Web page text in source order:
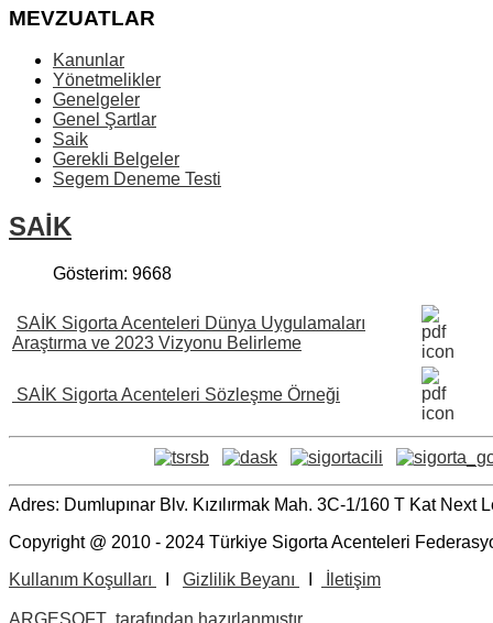
MEVZUATLAR
Kanunlar
Yönetmelikler
Genelgeler
Genel Şartlar
Saik
Gerekli Belgeler
Segem Deneme Testi
SAİK
Gösterim: 9668
SAİK Sigorta Acenteleri Dünya Uygulamaları
Araştırma ve 2023 Vizyonu Belirleme
SAİK Sigorta Acenteleri Sözleşme Örneği
Adres: Dumlupınar Blv. Kızılırmak Mah. 3C-1/160 T Kat Next
Copyright @ 2010 - 2024 Türkiye Sigorta Acenteleri
Kullanım Koşulları
Gizlilik Beyanı İletişim